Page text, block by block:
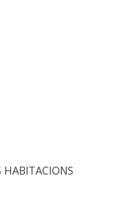
HABITACIONS